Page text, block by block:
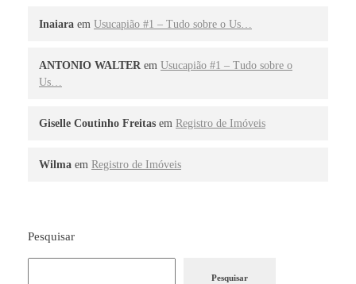
Inaiara em Usucapião #1 – Tudo sobre o Us…
ANTONIO WALTER em Usucapião #1 – Tudo sobre o
Us…
Giselle Coutinho Freitas em Registro de Imóveis
Wilma em Registro de Imóveis
Pesquisar
Pesquisar